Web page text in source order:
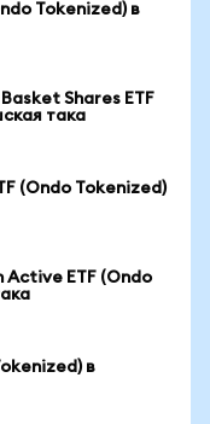
Tokenized) в
Shares ETF
така
(Ondo Tokenized)
Active ETF (Ondo
в